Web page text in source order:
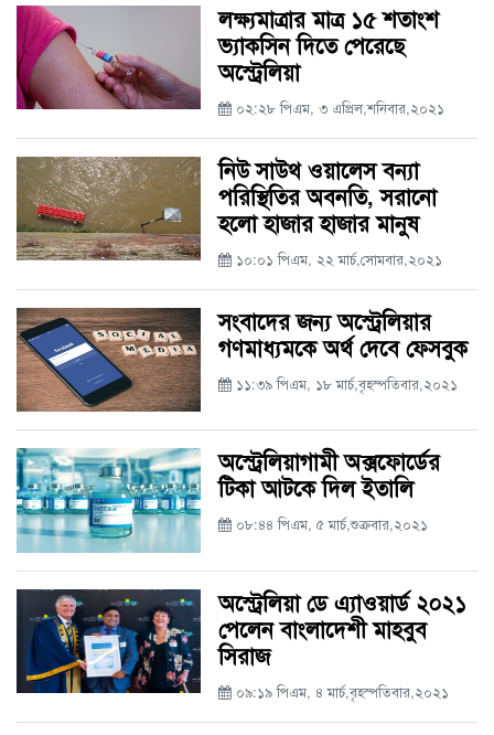
লক্ষ্যমাত্রার মাত্র ১৫ শতাংশ
ভ্যাকসিন দিতে পেরেছে
অস্ট্রেলিয়া
০২:২৮ পিএম, ৩ এপ্রিল,শনিবার,২০২১
নিউ সাউথ ওয়ালেস বন্যা
পরিস্থিতির অবনতি, সরানো
হলো হাজার হাজার মানুষ
১০:০১ পিএম, ২২ মার্চ,সোমবার,২০২১
সংবাদের জন্য অস্ট্রেলিয়ার
গণমাধ্যমকে অর্থ দেবে ফেসবুক
১১:৩৯ পিএম, ১৮ মার্চ,বৃহস্পতিবার,২০২১
অস্ট্রেলিয়াগামী অক্সফোর্ডের
টিকা আটকে দিল ইতালি
০৮:৪৪ পিএম, ৫ মার্চ,শুক্রবার,২০২১
অস্ট্রেলিয়া ডে এ্যাওয়ার্ড ২০২১
পেলেন বাংলাদেশী মাহবুব
সিরাজ
০৯:১৯ পিএম, ৪ মার্চ,বৃহস্পতিবার,২০২১